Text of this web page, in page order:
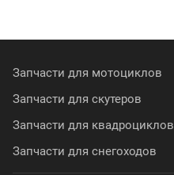
Запчасти для мотоциклов
Запчасти для скутеров
Запчасти для квадроциклов
Запчасти для снегоходов